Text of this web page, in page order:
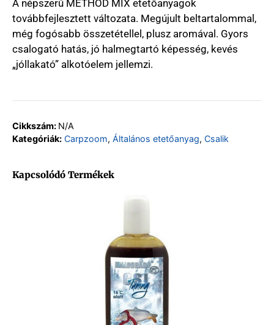
A népszerű METHOD MIX etetőanyagok
továbbfejlesztett változata. Megújult beltartalommal,
még fogósabb összetétellel, plusz aromával. Gyors
csalogató hatás, jó halmegtartó képesség, kevés
„jóllakató” alkotóelem jellemzi.
Cikkszám: N/A
Kategóriák: Carpzoom, Általános etetőanyag, Csalik
Kapcsolódó Termékek